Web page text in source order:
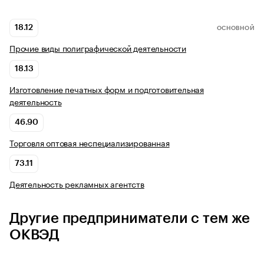
18.12 ОСНОВНОЙ
Прочие виды полиграфической деятельности
18.13
Изготовление печатных форм и подготовительная
деятельность
46.90
Торговля оптовая неспециализированная
73.11
Деятельность рекламных агентств
Другие предприниматели с тем же
ОКВЭД